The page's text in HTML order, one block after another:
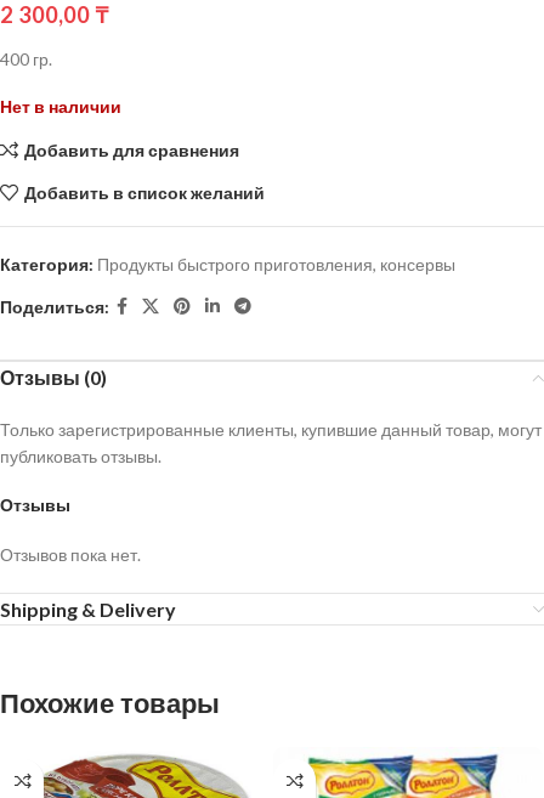
2 300,00 ₸
400 гр.
Нет в наличии
Добавить для сравнения
Добавить в список желаний
Категория: Продукты быстрого приготовления, консервы
Поделиться:
Отзывы (0)
Отзывы
Отзывов пока нет.
Только зарегистрированные клиенты, купившие данный товар, могут
публиковать отзывы.
Shipping & Delivery
Похожие товары